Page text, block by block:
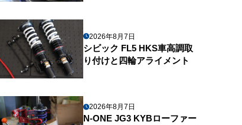
2026年8月7日
シビック FL5 HKS車高調取
り付けと四輪アライメント
2026年8月7日
N-ONE JG3 KYBローファー